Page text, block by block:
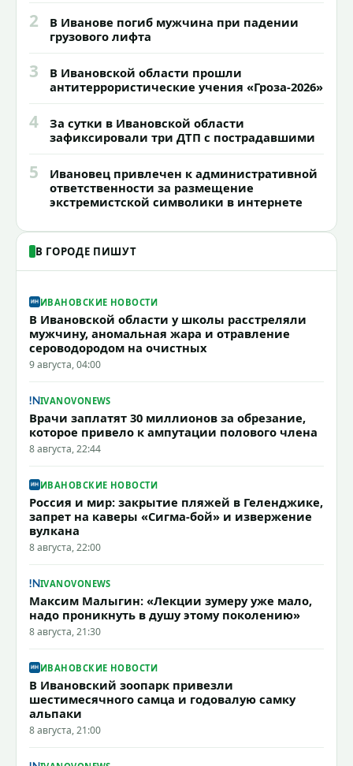
2
В Иванове погиб мужчина при падении
грузового лифта
3
В Ивановской области прошли
антитеррористические учения «Гроза-2026»
4
За сутки в Ивановской области
зафиксировали три ДТП с пострадавшими
5
Ивановец привлечен к административной
ответственности за размещение
экстремистской символики в интернете
В ГОРОДЕ ПИШУТ
ИВАНОВСКИЕ НОВОСТИ
В Ивановской области у школы расстреляли
мужчину, аномальная жара и отравление
сероводородом на очистных
9 августа, 04:00
IVANOVONEWS
Врачи заплатят 30 миллионов за обрезание,
которое привело к ампутации полового члена
8 августа, 22:44
ИВАНОВСКИЕ НОВОСТИ
Россия и мир: закрытие пляжей в Геленджике,
запрет на каверы «Сигма-бой» и извержение
вулкана
8 августа, 22:00
IVANOVONEWS
Максим Малыгин: «Лекции зумеру уже мало,
надо проникнуть в душу этому поколению»
8 августа, 21:30
ИВАНОВСКИЕ НОВОСТИ
В Ивановский зоопарк привезли
шестимесячного самца и годовалую самку
альпаки
8 августа, 21:00